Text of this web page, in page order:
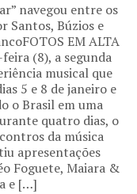
navegou entre os
Santos, Búzios e
EM ALTA
(8), a segunda
musical que
5 e 8 de janeiro e
o Brasil em uma
quatro dias, o
da música
apresentações
Foguete, Maiara &
e […]